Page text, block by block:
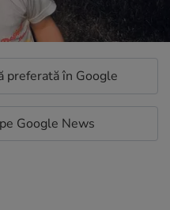
preferată în Google
Google News